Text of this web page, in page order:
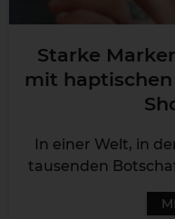
Starke
mit haptischen
In einer Welt, in
tausenden